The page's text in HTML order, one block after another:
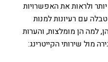
ולראות את האפשרויות
עם רעיונות למנות
למה הן מומלצות, והערות
מול שירותי הקייטרינג: